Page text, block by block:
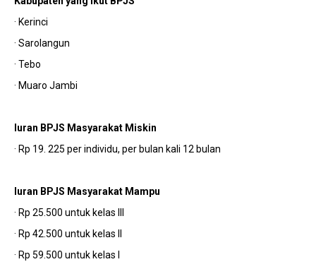
· Kerinci
· Sarolangun
· Tebo
· Muaro Jambi
Iuran BPJS Masyarakat Miskin
· Rp 19. 225 per individu, per bulan kali 12 bulan
Iuran BPJS Masyarakat Mampu
· Rp 25.500 untuk kelas III
· Rp 42.500 untuk kelas II
· Rp 59.500 untuk kelas I